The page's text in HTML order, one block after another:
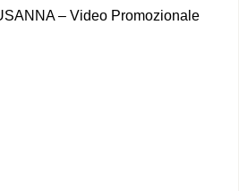
– Video Promozionale